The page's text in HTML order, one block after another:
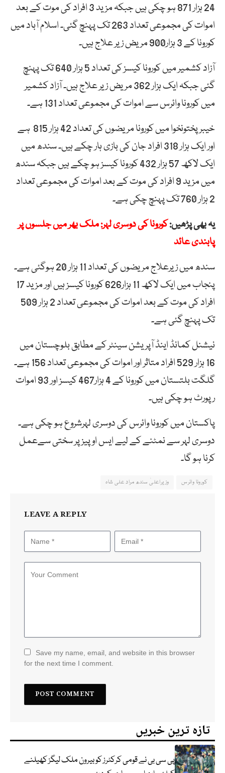
24 ہزار 871 ہو چکی ہیں جبکہ مزید 3 افراد کی موت کے بعد
اموات کی مجموعی تعداد 263 تک پہنچ گئی۔ اسلام آباد میں
کورونا کے 3 ہزار900 مریض زیر علاج ہیں۔
آزاد کشمیر میں کورونا کیسز کی تعداد 5 ہزار 640 تک پہنچ
گئی جبکہ ایک ہزار 362 مریض زیر علاج ہیں۔ آزاد کشمیر
میں کورونا وائرس سے اموات کی مجموعی تعداد 131 ہے۔
خیبر پختونخوا میں کورونا مریضوں کی تعداد 42 ہزار 815 ہے
اور ایک ہزار 318 افراد جان کی بازی ہار چکے ہیں۔ سندھ میں
ایک لاکھ 57 ہزار 432 کورونا کیسز ہو چکے ہیں جبکہ سندھ
میں مزید 9 افراد کی موت کے بعد اموات کی مجموعی تعداد
2 ہزار 760 تک پہنچ چکی ہے۔
یہ بھی پڑھیں:کورونا کی دوسری لہر: ملک بھر میں جلسوں پر
پابندی عائد
سندھ میں زیرعلاج مریضوں کی تعداد 11 ہزار 20 ہوگئی ہے۔
پنجاب میں ایک لاکھ 11 ہزار626 کورونا کیسز ہیں اور مزید 17
افراد کی موت کے بعد اموات کی مجموعی تعداد 2 ہزار 509
تک پہنچ گئی ہے۔
نیشنل کمانڈ اینڈ آپریشن سینٹر کے مطابق بلوچستان میں
16 ہزار 529 افراد متاثر اور اموات کی مجموعی تعداد 156 ہے۔
گلگت بلتستان میں کورونا کے 4 ہزار467 کیسز اور 93 اموات
رپورٹ ہو چکی ہیں۔
پاکستان میں کورونا وائرس کی دوسری لہرشروع ہو چکی ہے۔
دوسری لہر سے نمٹنے کے لیے ایس اوپیز پر سختی سےعمل
کرنا ہو گا۔
کورونا وائرس وزیراعلیٰ سندھ مراد علی شاہ
LEAVE A REPLY
Save my name, email, and website in this browser
for the next time I comment.
تازہ ترین خبریں
پی سی بی نے قومی کرکٹرز کو بیرون ملک لیگز کھیلنے